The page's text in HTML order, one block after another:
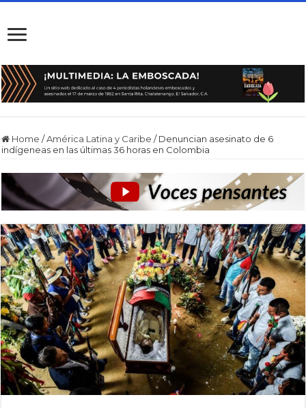
Home /América Latina y Caribe / Denuncian asesinato de 6
indígeneas en las últimas 36 horas en Colombia